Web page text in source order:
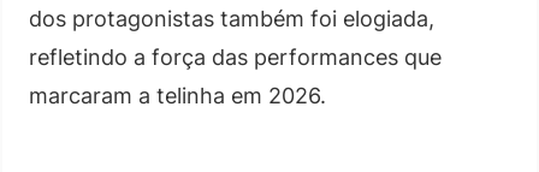
dos protagonistas também foi elogiada,
refletindo a força das performances que
marcaram a telinha em 2026.